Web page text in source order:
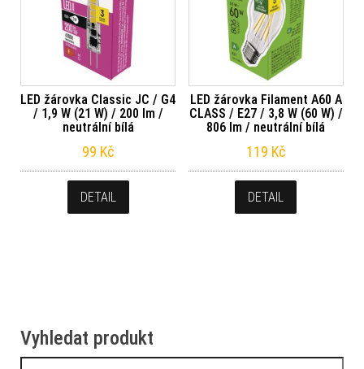
LED žárovka Classic JC / G4
/ 1,9 W (21 W) / 200 lm /
neutrální bílá
99 Kč
DETAIL
LED žárovka Filament A60 A
CLASS / E27 / 3,8 W (60 W) /
806 lm / neutrální bílá
119 Kč
DETAIL
Vyhledat produkt